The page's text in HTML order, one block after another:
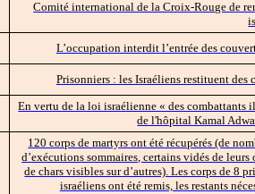
Comité international de la Croix-Rouge de
L’occupation interdit l’entrée des
Prisonniers : les Israéliens restituent
En vertu de la loi israélienne « des combattants
de l'hôpital Kamal
120 corps de martyrs ont été récupérés (de
d’exécutions sommaires, certains vidés de
de chars visibles sur d’autres). Les corps de 8
israéliens ont été remis, les restants